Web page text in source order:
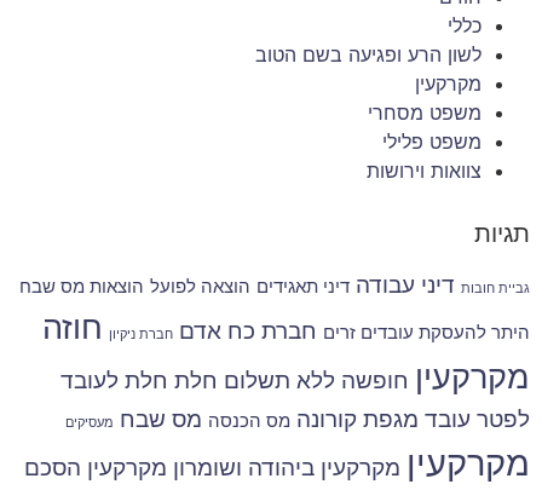
כללי
לשון הרע ופגיעה בשם הטוב
מקרקעין
משפט מסחרי
משפט פלילי
צוואות וירושות
תגיות
גביית חובות דיני עבודה דיני תאגידים הוצאה לפועל הוצאות מס שבח
היתר להעסקת עובדים זרים חברת כח אדם חברת ניקיון
חוזה
מקרקעין חופשה ללא תשלום חלת חלת לעובד
לפטר עובד מגפת קורונה מס הכנסה מס שבח מעסיקים
מקרקעין מקרקעין ביהודה ושומרון מקרקעין הסכם